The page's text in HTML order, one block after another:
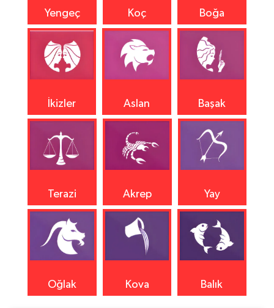
Yengeç Koç Boğa
İkizler Aslan Başak
Terazi Akrep Yay
Oğlak Kova Balık